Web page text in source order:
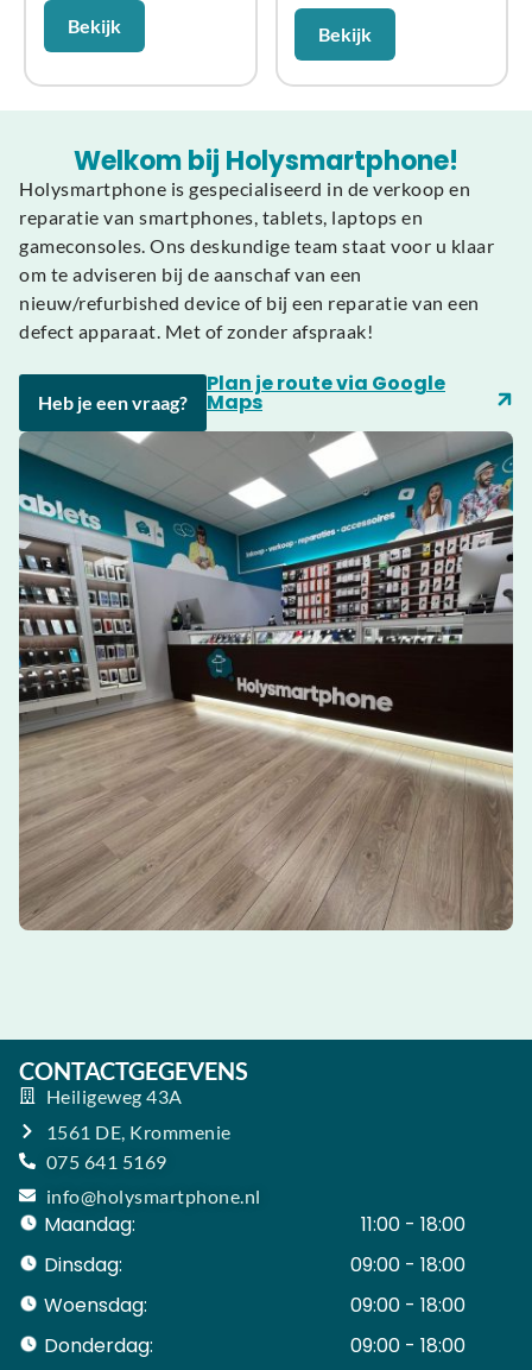
Bekijk Bekijk
Welkom bij Holysmartphone!
Holysmartphone is gespecialiseerd in de verkoop en
reparatie van smartphones, tablets, laptops en
gameconsoles. Ons deskundige team staat voor u klaar
om te adviseren bij de aanschaf van een
nieuw/refurbished device of bij een reparatie van een
defect apparaat. Met of zonder afspraak!
Heb je een vraag?
Plan je route via Google
Maps
CONTACTGEGEVENS
Heiligeweg 43A
1561 DE, Krommenie
075 641 5169
info@holysmartphone.nl
Maandag:
11:00 - 18:00
Dinsdag:
09:00 - 18:00
Woensdag:
09:00 - 18:00
Donderdag:
09:00 - 18:00